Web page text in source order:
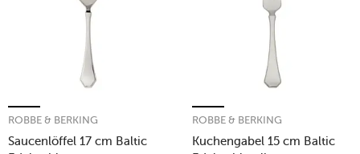
Saucenlöffel 17 cm Baltic
ROBBE & BERKING
Kuchengabel 15 cm Baltic
ROBBE & BERKING